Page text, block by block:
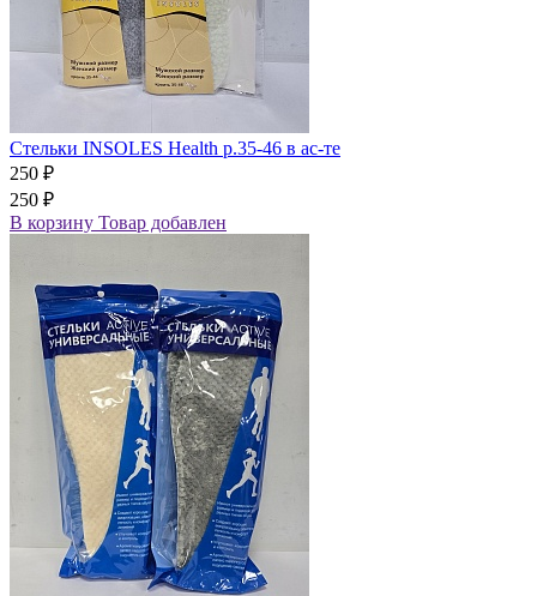
Стельки INSOLES Health р.35-46 в ас-те
250 ₽
250 ₽
В корзину Товар добавлен